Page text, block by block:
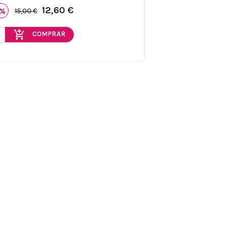
15,00 € 12,60 €
add_shopping_cart COMPRAR